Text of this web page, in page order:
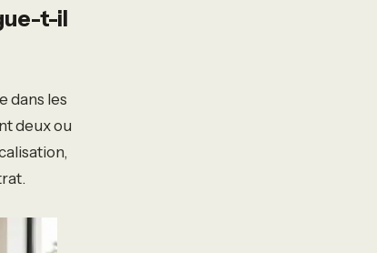
t-il
dans les
deux ou